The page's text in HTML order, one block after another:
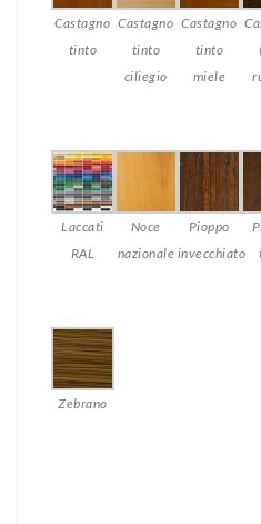
Castagno
tinto
Castagno
tinto
ciliegio
Castagno
tinto
miele
Laccati
RAL
Noce
nazionale
Pioppo
invecchiato
Zebrano